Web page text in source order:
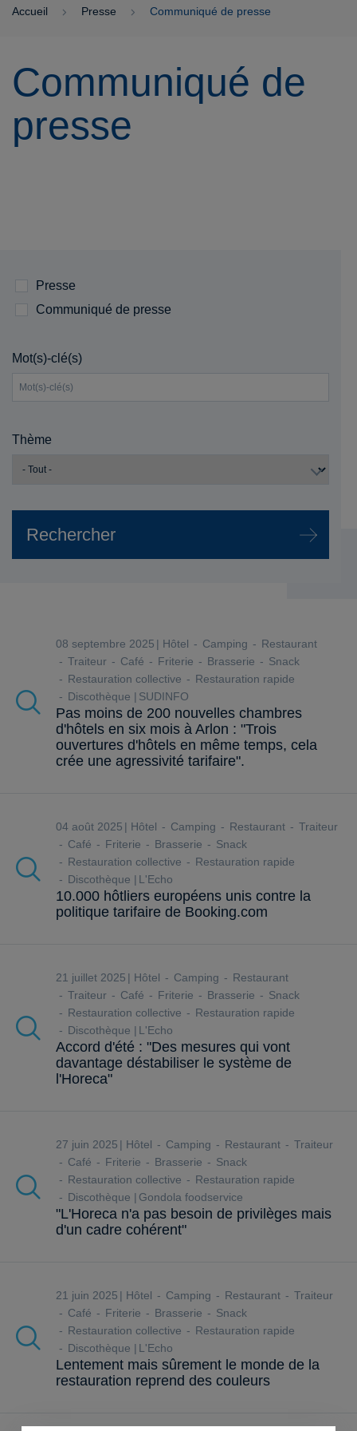
Accueil Presse Communiqué de presse
Communiqué de
presse
Presse
Communiqué de presse
Mot(s)-clé(s)
Thème
08 septembre 2025 Hôtel Camping
Restaurant
Traiteur
Café Friterie Brasserie
Snack
Restauration collective
Restauration rapide
Discothèque
SUDINFO
Pas moins de 200 nouvelles chambres
d'hôtels en six mois à Arlon : "Trois
ouvertures d'hôtels en même temps, cela
crée une agressivité tarifaire".
04 août 2025 Hôtel Camping Restaurant
Traiteur
Café
Friterie Brasserie
Snack
Restauration collective
Restauration rapide
Discothèque
L'Echo
10.000 hôtliers européens unis contre la
politique tarifaire de Booking.com
21 juillet 2025 Hôtel Camping
Restaurant
Traiteur
Café Friterie Brasserie
Snack
Restauration collective
Restauration rapide
Discothèque
L'Echo
Accord d'été : "Des mesures qui vont
davantage déstabiliser le système de
l'Horeca"
27 juin 2025 Hôtel Camping Restaurant
Traiteur
Café
Friterie Brasserie
Snack
Restauration collective
Restauration rapide
Discothèque
Gondola foodservice
"L'Horeca n'a pas besoin de privilèges mais
d'un cadre cohérent"
21 juin 2025 Hôtel Camping Restaurant
Traiteur
Café
Friterie Brasserie
Snack
Restauration collective
Restauration rapide
Discothèque
L'Echo
Lentement mais sûrement le monde de la
restauration reprend des couleurs